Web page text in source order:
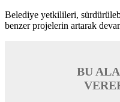
Belediye yetkilileri,
benzer projelerin artarak
BU